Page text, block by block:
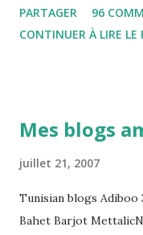
اجتماعية واقتصادية
و يحس بالظلم و القهر
regard des Lignes
PARTAGER
96
CONTINUER À LIRE LE
Mes blogs
juillet 21, 2007
Tunisian blogs Adiboo
Bahet Barjot